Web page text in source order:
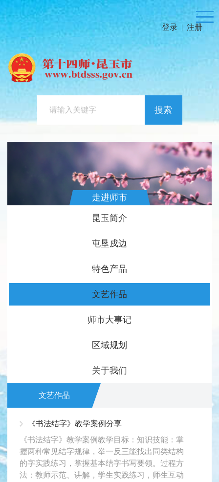
登录 | 注册 |
搜索
走进师市
昆玉简介
屯垦戍边
特色产品
文艺作品
师市大事记
区域规划
关于我们
文艺作品
《书法结字》教学案例分享
《书法结字》教学案例教学目标：知识技能：掌
握两种常见结字规律，举一反三能找出同类结构
的字实践练习，掌握基本结字书写要领。过程方
法：教师示范、讲解，学生实践练习，师生互动